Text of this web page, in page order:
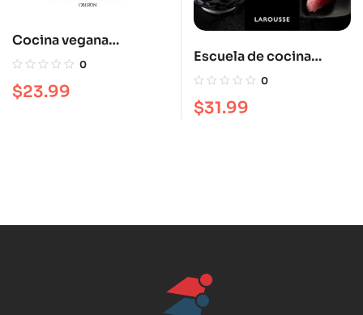
Cocina vegana
gourmet
0
$23.99
Escuela de cocina
japonesa 0
$31.99